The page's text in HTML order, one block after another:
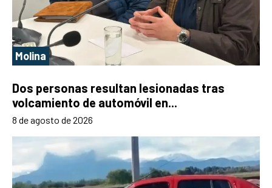
Molina
Dos personas resultan lesionadas tras
volcamiento de automóvil en...
8 de agosto de 2026